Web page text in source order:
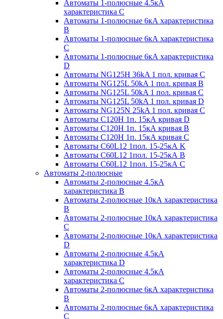
Автоматы 1-полюсные 4.5кА
характеристика С
Автоматы 1-полюсные 6кА характеристика
B
Автоматы 1-полюсные 6кА характеристика
C
Автоматы 1-полюсные 6кА характеристика
D
Автоматы NG125H 36kA 1 пол. кривая C
Автоматы NG125L 50kA 1 пол. кривая B
Автоматы NG125L 50kA 1 пол. кривая C
Автоматы NG125L 50kA 1 пол. кривая D
Автоматы NG125N 25kA 1 пол. кривая C
Автоматы С120H 1п. 15кА кривая D
Автоматы С120H 1п. 15кА кривая В
Автоматы С120H 1п. 15кА кривая С
Автоматы С60L12 1пол. 15-25кА K
Автоматы С60L12 1пол. 15-25кА В
Автоматы С60L12 1пол. 15-25кА С
Автоматы 2-полюсные
Автоматы 2-полюсные 4.5кА
характеристика В
Автоматы 2-полюсные 10кА характеристика
B
Автоматы 2-полюсные 10кА характеристика
C
Автоматы 2-полюсные 10кА характеристика
D
Автоматы 2-полюсные 4.5кА
характеристика D
Автоматы 2-полюсные 4.5кА
характеристика С
Автоматы 2-полюсные 6кА характеристика
B
Автоматы 2-полюсные 6кА характеристика
C